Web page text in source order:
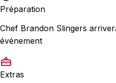
Préparation
Chef Brandon Slingers
événement
Extras